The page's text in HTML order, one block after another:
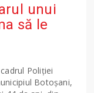
unui
să le
Poliției
Botoșani,